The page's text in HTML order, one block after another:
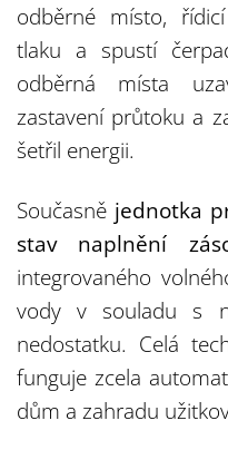
odběrné místo,
tlaku a spustí
odběrná místa
zastavení průtoku a
šetřil energii.
Současně jednotka
stav naplnění
integrovaného
vody v souladu s
nedostatku. Celá
funguje zcela
dům a zahradu